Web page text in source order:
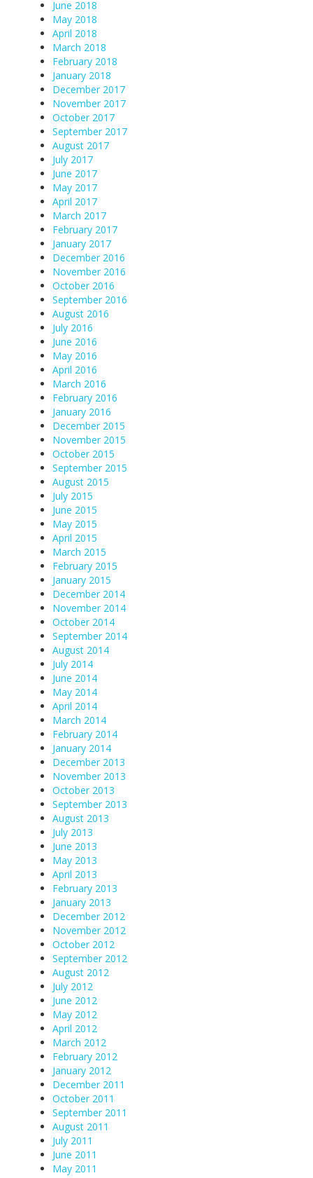
June 2018
May 2018
April 2018
March 2018
February 2018
January 2018
December 2017
November 2017
October 2017
September 2017
August 2017
July 2017
June 2017
May 2017
April 2017
March 2017
February 2017
January 2017
December 2016
November 2016
October 2016
September 2016
August 2016
July 2016
June 2016
May 2016
April 2016
March 2016
February 2016
January 2016
December 2015
November 2015
October 2015
September 2015
August 2015
July 2015
June 2015
May 2015
April 2015
March 2015
February 2015
January 2015
December 2014
November 2014
October 2014
September 2014
August 2014
July 2014
June 2014
May 2014
April 2014
March 2014
February 2014
January 2014
December 2013
November 2013
October 2013
September 2013
August 2013
July 2013
June 2013
May 2013
April 2013
February 2013
January 2013
December 2012
November 2012
October 2012
September 2012
August 2012
July 2012
June 2012
May 2012
April 2012
March 2012
February 2012
January 2012
December 2011
October 2011
September 2011
August 2011
July 2011
June 2011
May 2011